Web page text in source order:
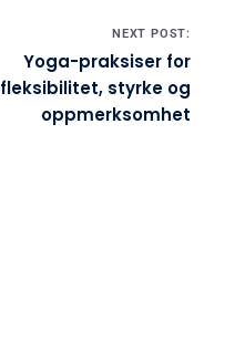
NEXT POST:
Yoga-praksiser for
fleksibilitet, styrke og
oppmerksomhet